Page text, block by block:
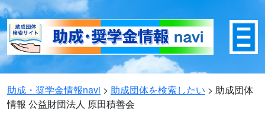
助成・奨学金情報navi > 助成団体を検索したい > 助成団体
情報 公益財団法人 原田積善会